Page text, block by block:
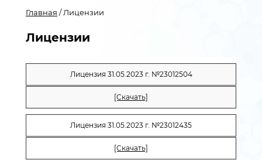
Главная / Лицензии
Лицензии
Лицензия 31.05.2023 г. №23012504
[Скачать]
Лицензия 31.05.2023 г. №23012435
[Скачать]